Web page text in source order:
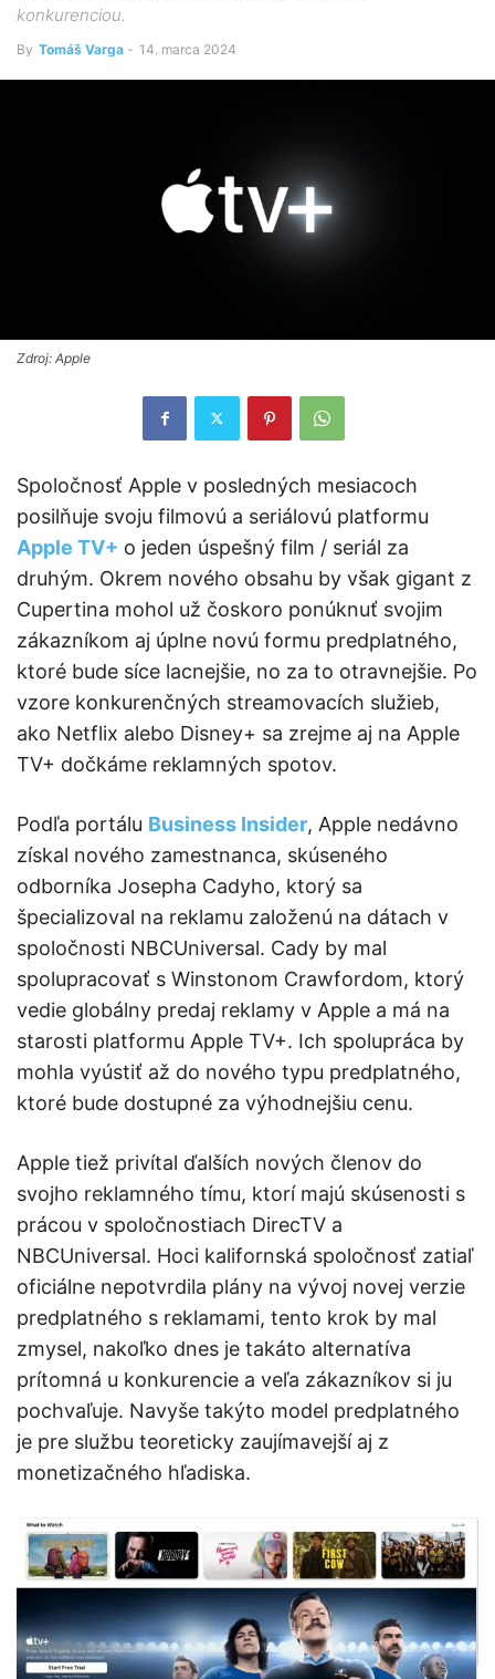
konkurenciou.
By Tomáš Varga - 14. marca 2024
Zdroj: Apple
Spoločnosť Apple v posledných mesiacoch
posilňuje svoju filmovú a seriálovú platformu
Apple TV+ o jeden úspešný film / seriál za
druhým. Okrem nového obsahu by však gigant z
Cupertina mohol už čoskoro ponúknuť svojim
zákazníkom aj úplne novú formu predplatného,
ktoré bude síce lacnejšie, no za to otravnejšie. Po
vzore konkurenčných streamovacích služieb,
ako Netflix alebo Disney+ sa zrejme aj na Apple
TV+ dočkáme reklamných spotov.
Podľa portálu Business Insider, Apple nedávno
získal nového zamestnanca, skúseného
odborníka Josepha Cadyho, ktorý sa
špecializoval na reklamu založenú na dátach v
spoločnosti NBCUniversal. Cady by mal
spolupracovať s Winstonom Crawfordom, ktorý
vedie globálny predaj reklamy v Apple a má na
starosti platformu Apple TV+. Ich spolupráca by
mohla vyústiť až do nového typu predplatného,
ktoré bude dostupné za výhodnejšiu cenu.
Apple tiež privítal ďalších nových členov do
svojho reklamného tímu, ktorí majú skúsenosti s
prácou v spoločnostiach DirecTV a
NBCUniversal. Hoci kalifornská spoločnosť zatiaľ
oficiálne nepotvrdila plány na vývoj novej verzie
predplatného s reklamami, tento krok by mal
zmysel, nakoľko dnes je takáto alternatíva
prítomná u konkurencie a veľa zákazníkov si ju
pochvaľuje. Navyše takýto model predplatného
je pre službu teoreticky zaujímavejší aj z
monetizačného hľadiska.